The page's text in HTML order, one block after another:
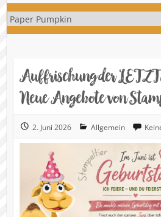
Auffrischung der
Neue Angebote von
2. Juni 2026 Allgemein